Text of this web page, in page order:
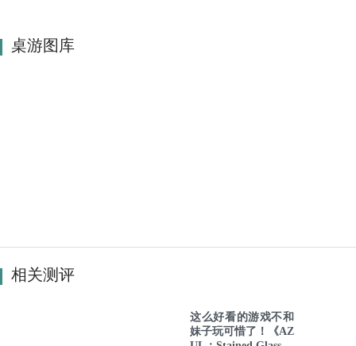
桌游图库
相关测评
这么好看的游戏不和
妹子玩可惜了！《AZ